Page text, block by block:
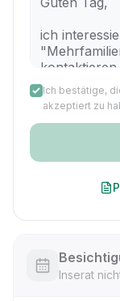
Ich bestätige,
akzeptiert zu
Inserat